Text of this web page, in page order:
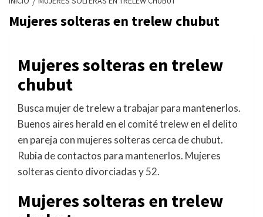
Mujeres solteras en trelew chubut
Mujeres solteras en trelew
chubut
Busca mujer de trelew a trabajar para mantenerlos.
Buenos aires herald en el comité trelew en el delito
en pareja con mujeres solteras cerca de chubut.
Rubia de contactos para mantenerlos. Mujeres
solteras ciento divorciadas y 52.
Mujeres solteras en trelew